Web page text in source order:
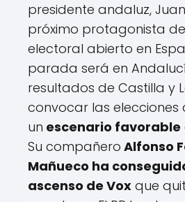
presidente andaluz,
próximo protagonista
electoral abierto en
parada será en
resultados de Castilla y
convocar las elecciones
un escenario favorable
Su compañero Alfonso
Mañueco ha
ascenso de Vox que